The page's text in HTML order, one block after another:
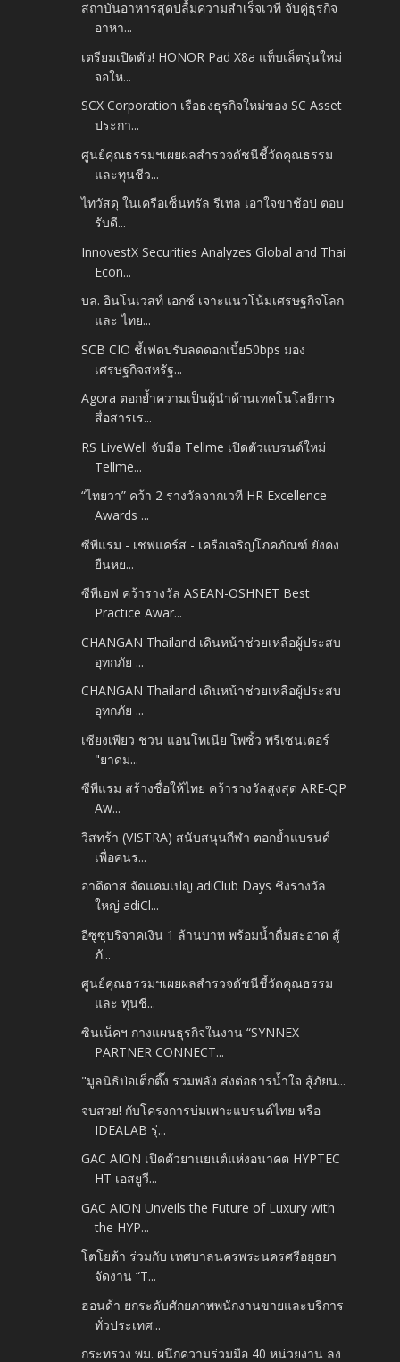
สถาบันอาหารสุดปลื้มความสำเร็จเวที จับคู่ธุรกิจ
อาหา...
เตรียมเปิดตัว! HONOR Pad X8a แท็บเล็ตรุ่นใหม่
จอให...
SCX Corporation เรือธงธุรกิจใหม่ของ SC Asset
ประกา...
ศูนย์คุณธรรมฯเผยผลสำรวจดัชนีชี้วัดคุณธรรม
และทุนชีว...
ไทวัสดุ ในเครือเซ็นทรัล รีเทล เอาใจขาช้อป ตอบ
รับดี...
InnovestX Securities Analyzes Global and Thai
Econ...
บล. อินโนเวสท์ เอกซ์ เจาะแนวโน้มเศรษฐกิจโลก
และ ไทย...
SCB CIO ชี้เฟดปรับลดดอกเบี้ย50bps มอง
เศรษฐกิจสหรัฐ...
Agora ตอกย้ำความเป็นผู้นำด้านเทคโนโลยีการ
สื่อสารเร...
RS LiveWell จับมือ Tellme เปิดตัวแบรนด์ใหม่
Tellme...
“ไทยวา” คว้า 2 รางวัลจากเวที HR Excellence
Awards ...
ซีพีแรม - เชฟแคร์ส - เครือเจริญโภคภัณฑ์ ยังคง
ยืนหย...
ซีพีเอฟ คว้ารางวัล ASEAN-OSHNET Best
Practice Awar...
CHANGAN Thailand เดินหน้าช่วยเหลือผู้ประสบ
อุทกภัย ...
CHANGAN Thailand เดินหน้าช่วยเหลือผู้ประสบ
อุทกภัย ...
เซียงเพียว ชวน แอนโทเนีย โพซิ้ว พรีเซนเตอร์
"ยาดม...
ซีพีแรม สร้างชื่อให้ไทย คว้ารางวัลสูงสุด ARE-QP
Aw...
วิสทร้า (VISTRA) สนับสนุนกีฬา ตอกย้ำแบรนด์
เพื่อคนร...
อาดิดาส จัดแคมเปญ adiClub Days ชิงรางวัล
ใหญ่ adiCl...
อีซูซุบริจาคเงิน 1 ล้านบาท พร้อมน้ำดื่มสะอาด สู้
ภั...
ศูนย์คุณธรรมฯเผยผลสำรวจดัชนีชี้วัดคุณธรรม
และ ทุนชี...
ซินเน็คฯ กางแผนธุรกิจในงาน “SYNNEX
PARTNER CONNECT...
"มูลนิธิป่อเต็กตึ๊ง รวมพลัง ส่งต่อธารน้ำใจ สู้ภัยน...
จบสวย! กับโครงการบ่มเพาะแบรนด์ไทย หรือ
IDEALAB รุ่...
GAC AION เปิดตัวยานยนต์แห่งอนาคต HYPTEC
HT เอสยูวี...
GAC AION Unveils the Future of Luxury with
the HYP...
โตโยต้า ร่วมกับ เทศบาลนครพระนครศรีอยุธยา
จัดงาน “T...
ฮอนด้า ยกระดับศักยภาพพนักงานขายและบริการ
ทั่วประเทศ...
กระทรวง พม. ผนึกความร่วมมือ 40 หน่วยงาน ลง